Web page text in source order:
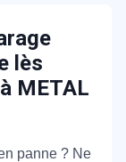
lès
METAL
panne ? Ne